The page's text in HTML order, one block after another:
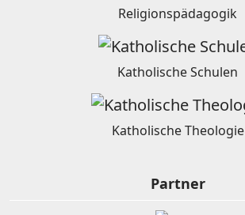
Religionspädagogik
Katholische Schulen
Katholische Theologie
Partner